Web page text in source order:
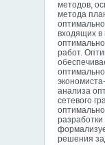
методов,
метода
входящих в
работ.
анализа
сетевого
решения